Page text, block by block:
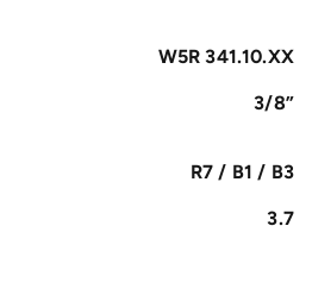
W5R 341.10.XX
3/8”
R7 / B1 / B3
3.7